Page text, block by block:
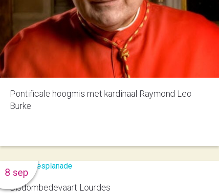
Pontificale hoogmis met kardinaal Raymond Leo
Burke
Bisdombedevaart Lourdes
8 sep